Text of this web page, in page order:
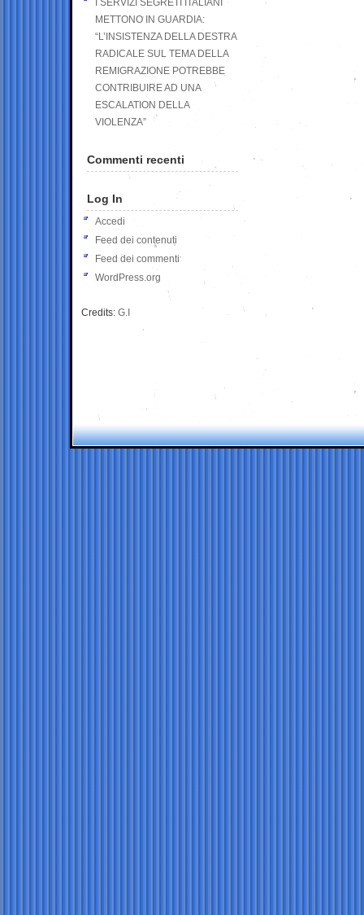
I SERVIZI SEGRETI ITALIANI
METTONO IN GUARDIA:
“L’INSISTENZA DELLA DESTRA
RADICALE SUL TEMA DELLA
REMIGRAZIONE POTREBBE
CONTRIBUIRE AD UNA
ESCALATION DELLA
VIOLENZA”
Commenti recenti
Log In
Accedi
Feed dei contenuti
Feed dei commenti
WordPress.org
Credits: G.I